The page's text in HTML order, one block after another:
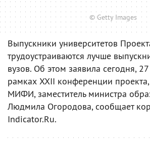
© Getty Images
Выпускники университетов
трудоустраиваются лучше
вузов. Об этом заявила сегодня,
рамках XXII конференции
МИФИ, заместитель министра
Людмила Огородова, сообщает
Indicator.Ru.